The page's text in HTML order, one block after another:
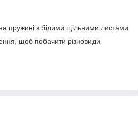
пружині з білими щільними листами
щоб побачити різновиди